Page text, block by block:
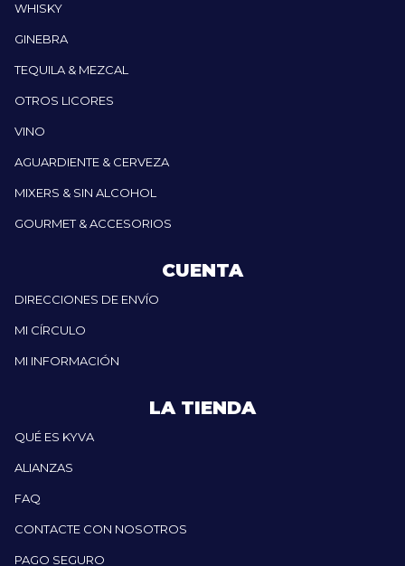
WHISKY
GINEBRA
TEQUILA & MEZCAL
OTROS LICORES
VINO
AGUARDIENTE & CERVEZA
MIXERS & SIN ALCOHOL
GOURMET & ACCESORIOS
CUENTA
DIRECCIONES DE ENVÍO
MI CÍRCULO
MI INFORMACIÓN
LA TIENDA
QUÉ ES KYVA
ALIANZAS
FAQ
CONTACTE CON NOSOTROS
PAGO SEGURO